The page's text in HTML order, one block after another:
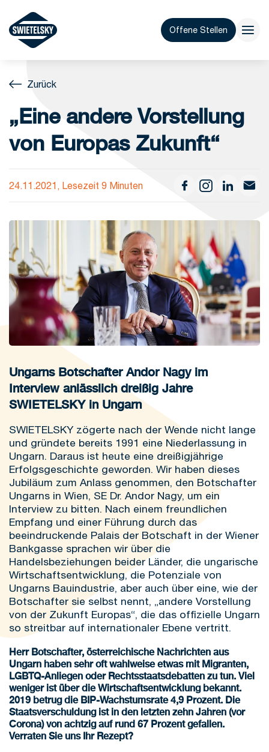
Offene Stellen
Zurück
„Eine andere Vorstellung
von Europas Zukunft“
24.11.2021, Lesezeit 9 Minuten
Ungarns Botschafter Andor Nagy im
Interview anlässlich dreißig Jahre
SWIETELSKY in Ungarn
SWIETELSKY zögerte nach der Wende nicht lange
und gründete bereits 1991 eine Niederlassung in
Ungarn. Daraus ist heute eine dreißigjährige
Erfolgsgeschichte geworden. Wir haben dieses
Jubiläum zum Anlass genommen, den Botschafter
Ungarns in Wien, SE Dr. Andor Nagy, um ein
Interview zu bitten. Nach einem freundlichen
Empfang und einer Führung durch das
beeindruckende Palais der Botschaft in der Wiener
Bankgasse sprachen wir über die
Handelsbeziehungen beider Länder, die ungarische
Wirtschaftsentwicklung, die Potenziale von
Ungarns Bauindustrie, aber auch über eine, wie der
Botschafter sie selbst nennt, „andere Vorstellung
von der Zukunft Europas“, die das offizielle Ungarn
so streitbar auf internationaler Ebene vertritt.
Herr Botschafter, österreichische Nachrichten aus
Ungarn haben sehr oft wahlweise etwas mit Migranten,
LGBTQ-Anliegen oder Rechtsstaatsdebatten zu tun. Viel
weniger ist über die Wirtschaftsentwicklung bekannt.
2019 betrug die BIP-Wachstumsrate 4,9 Prozent. Die
Staatsverschuldung ist in den letzten zehn Jahren (vor
Corona) von achtzig auf rund 67 Prozent gefallen.
Verraten Sie uns Ihr Rezept?